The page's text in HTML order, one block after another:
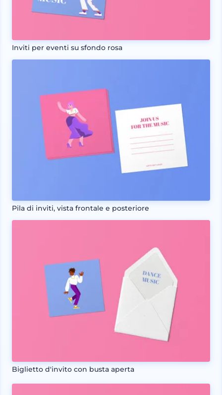
Inviti per eventi su sfondo rosa
Pila di inviti, vista frontale e posteriore
Biglietto d'invito con busta aperta